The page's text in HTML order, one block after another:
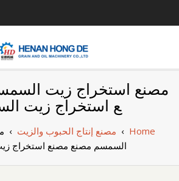
بناء
الزيوت
مصنع استخراج زيت
ع استخراج زيت
Home
› مصنع إنتاج الحبوب والزيت ›
السمسم مصنع مصنع استخراج